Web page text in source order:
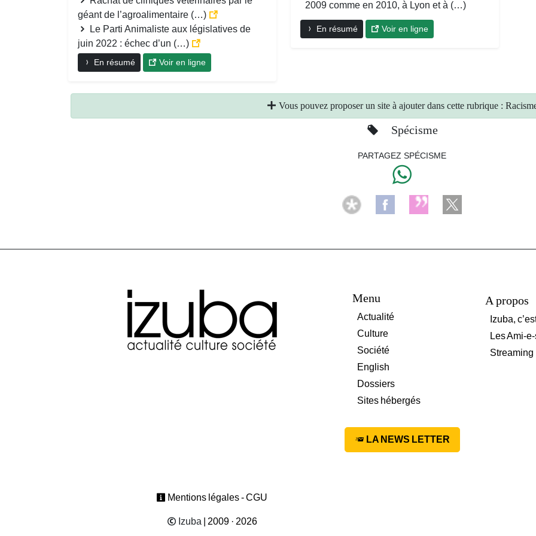
géant de l’agroalimentaire (…)
Le Parti Animaliste aux législatives de
juin 2022 : échec d’un (…)
En résumé Voir en ligne
2009 comme en 2010, à Lyon et à (…)
En résumé Voir en ligne
Vous pouvez proposer un site à ajouter dans cette rubrique :
Spécisme
PARTAGEZ SPÉCISME
Menu
Actualité
Culture
Société
English
Dossiers
Sites hébergés
A propos
Izuba,
Les Ami-
Streaming
LA NEWS LETTER
Mentions légales - CGU
Izuba | 2009 · 2026